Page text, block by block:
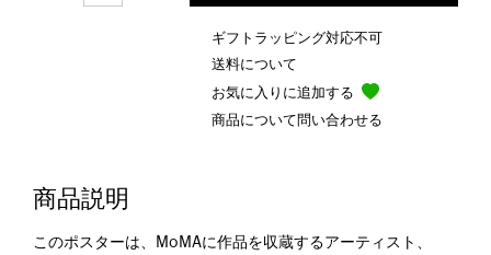
ギフトラッピング対応不可
送料について
お気に入りに追加する
商品について問い合わせる
商品説明
このポスターは、MoMAに作品を収蔵するアーティスト、